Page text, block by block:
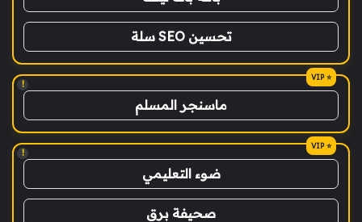
تحسين SEO سلة
!
ماسنجر المسلم
!
ضوء التعليمي
صحيفة برق